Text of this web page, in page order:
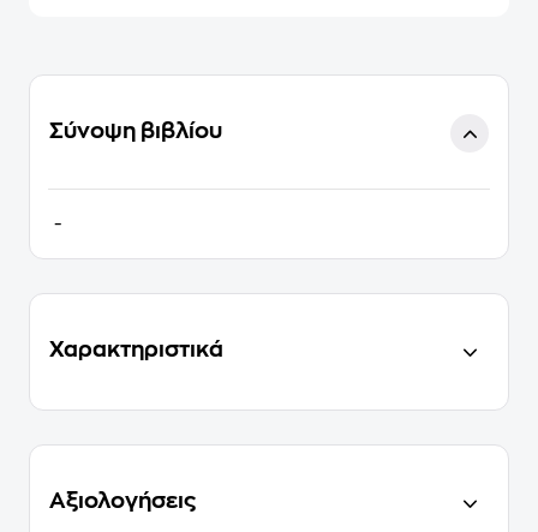
Σύνοψη βιβλίου
-
Χαρακτηριστικά
Αξιολογήσεις